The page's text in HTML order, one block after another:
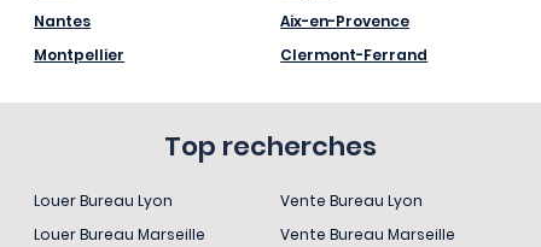
Nantes
Montpellier
Aix-en-Provence
Clermont-Ferrand
Top recherches
Louer Bureau Lyon
Louer Bureau Marseille
Vente Bureau Lyon
Vente Bureau Marseille